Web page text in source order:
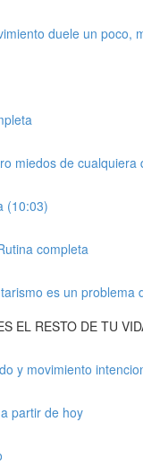
duele un poco,
miedos de
(10:03)
completa
es un problema
EL RESTO DE TU
y movimiento
partir de hoy